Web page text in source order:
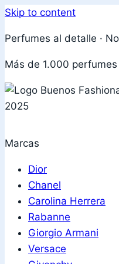
Skip to content
Perfumes al detalle ·
Más de 1.000
Marcas
Dior
Chanel
Carolina Herrera
Rabanne
Giorgio Armani
Versace